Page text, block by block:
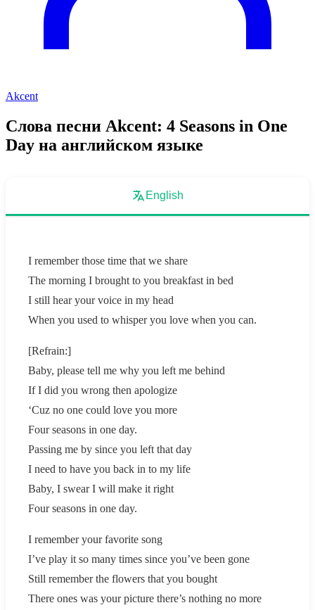
Akcent
Слова песни Akcent: 4 Seasons in One
Day на английском языке
English
I remember those time that we share
The morning I brought to you breakfast in bed
I still hear your voice in my head
When you used to whisper you love when you can.
[Refrain:]
Baby, please tell me why you left me behind
If I did you wrong then apologize
‘Cuz no one could love you more
Four seasons in one day.
Passing me by since you left that day
I need to have you back in to my life
Baby, I swear I will make it right
Four seasons in one day.
I remember your favorite song
I’ve play it so many times since you’ve been gone
Still remember the flowers that you bought
There ones was your picture there’s nothing no more